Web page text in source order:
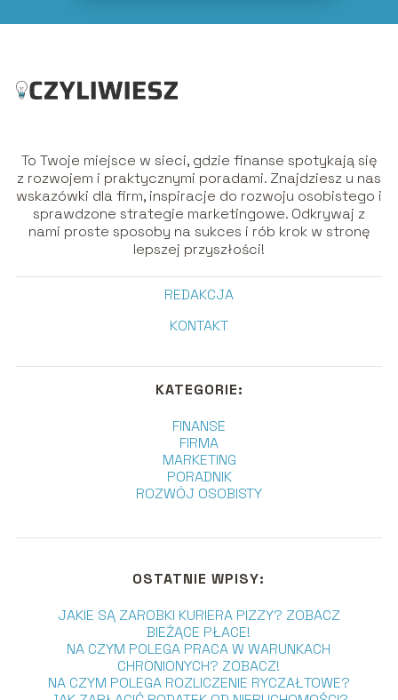
To Twoje miejsce w sieci, gdzie finanse spotykają się
z rozwojem i praktycznymi poradami. Znajdziesz u nas
wskazówki dla firm, inspiracje do rozwoju osobistego i
sprawdzone strategie marketingowe. Odkrywaj z
nami proste sposoby na sukces i rób krok w stronę
lepszej przyszłości!
REDAKCJA
KONTAKT
KATEGORIE:
FINANSE
FIRMA
MARKETING
PORADNIK
ROZWÓJ OSOBISTY
OSTATNIE WPISY:
JAKIE SĄ ZAROBKI KURIERA PIZZY? ZOBACZ
BIEŻĄCE PŁACE!
NA CZYM POLEGA PRACA W WARUNKACH
CHRONIONYCH? ZOBACZ!
NA CZYM POLEGA ROZLICZENIE RYCZAŁTOWE?